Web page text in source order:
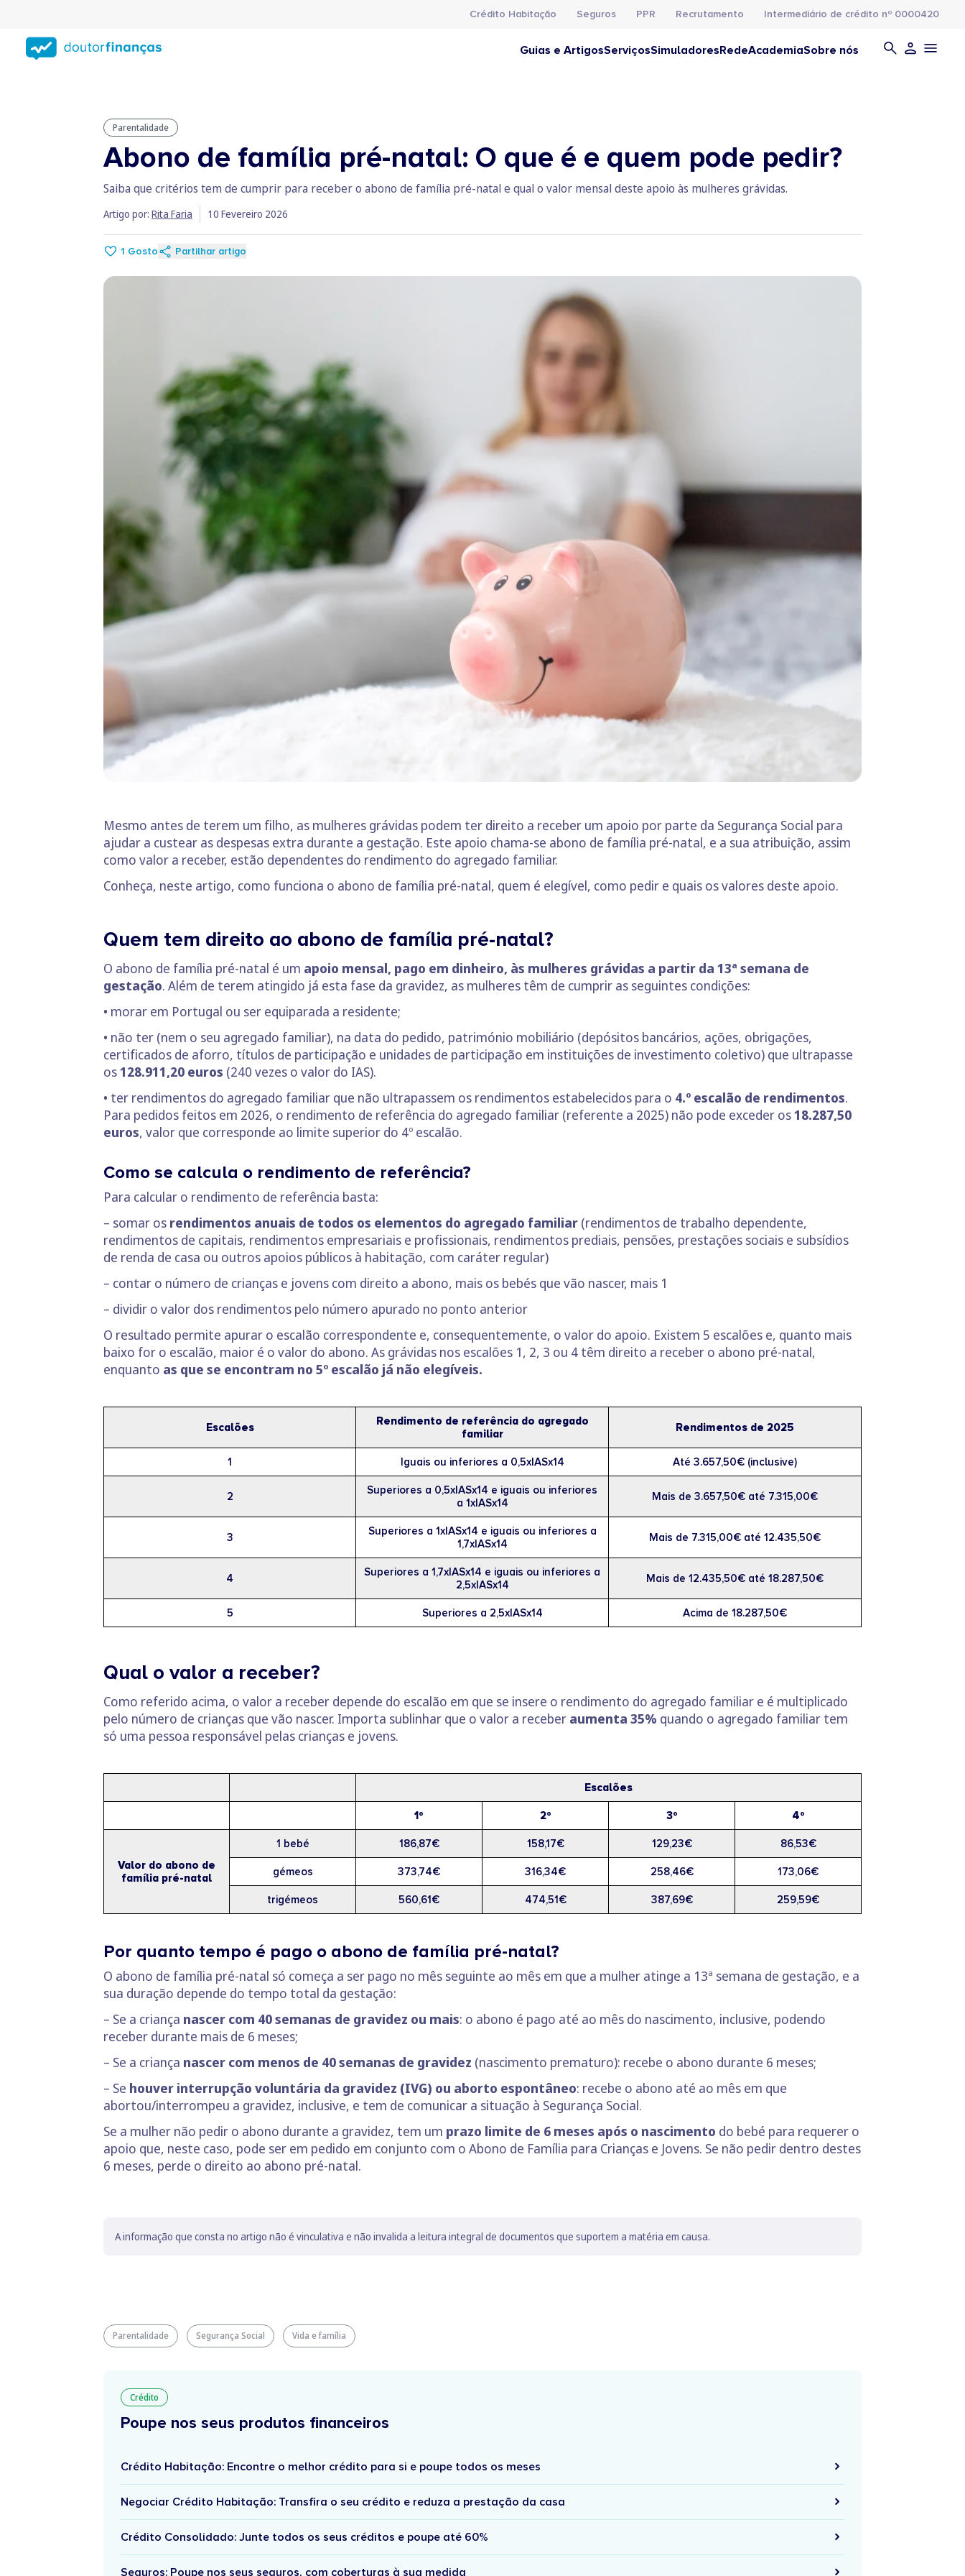
conteúdo
principal
Crédito Habitação Seguros PPR Recrutamento Intermediário de crédito nº 0000420
Guias e ArtigosServiçosSimuladoresRedeAcademiaSobre nós
Parentalidade
Abono de família pré-natal: O que é e quem pode pedir?
Saiba que critérios tem de cumprir para receber o abono de família pré-natal e qual o valor mensal deste apoio às mulheres grávidas.
Artigo por: Rita Faria 10 Fevereiro 2026
1 Gosto Partilhar artigo
Mesmo antes de terem um filho, as mulheres grávidas podem ter direito a receber um apoio por parte da Segurança Social para
ajudar a custear as despesas extra durante a gestação. Este apoio chama-se abono de família pré-natal, e a sua atribuição, assim
como valor a receber, estão dependentes do rendimento do agregado familiar.
Conheça, neste artigo, como funciona o abono de família pré-natal, quem é elegível, como pedir e quais os valores deste apoio.
Quem tem direito ao abono de família pré-natal?
O abono de família pré-natal é um apoio mensal, pago em dinheiro, às mulheres grávidas a partir da 13ª semana de
gestação. Além de terem atingido já esta fase da gravidez, as mulheres têm de cumprir as seguintes condições:
• morar em Portugal ou ser equiparada a residente;
• não ter (nem o seu agregado familiar), na data do pedido, património mobiliário (depósitos bancários, ações, obrigações,
certificados de aforro, títulos de participação e unidades de participação em instituições de investimento coletivo) que ultrapasse
os128.911,20 euros (240 vezes o valor do IAS).
• ter rendimentos do agregado familiar que não ultrapassem os rendimentos estabelecidos para o 4.º escalão de rendimentos.
Para pedidos feitos em 2026, o rendimento de referência do agregado familiar (referente a 2025) não pode exceder os18.287,50
euros, valor que corresponde ao limite superior do 4º escalão.
Como se calcula o rendimento de referência?
Para calcular o rendimento de referência basta:
– somar os rendimentos anuais de todos os elementos do agregado familiar (rendimentos de trabalho dependente,
rendimentos de capitais, rendimentos empresariais e profissionais, rendimentos prediais, pensões, prestações sociais e subsídios
de renda de casa ou outros apoios públicos à habitação, com caráter regular)
– contar o número de crianças e jovens com direito a abono, mais os bebés que vão nascer, mais 1
– dividir o valor dos rendimentos pelo número apurado no ponto anterior
O resultado permite apurar o escalão correspondente e, consequentemente, o valor do apoio. Existem 5 escalões e, quanto mais
baixo for o escalão, maior é o valor do abono. As grávidas nos escalões 1, 2, 3 ou 4 têm direito a receber o abono pré-natal,
enquanto as que se encontram no 5º escalão já não elegíveis.
Escalões
Rendimento de referência do agregado
familiar
Rendimentos de 2025
1 Iguais ou inferiores a 0,5xIASx14 Até 3.657,50€ (inclusive)
2
Superiores a 0,5xIASx14 e iguais ou inferiores
a 1xIASx14
Mais de 3.657,50€ até 7.315,00€
3
Superiores a 1xIASx14 e iguais ou inferiores a
1,7xIASx14
Mais de 7.315,00€ até 12.435,50€
4
Superiores a 1,7xIASx14 e iguais ou inferiores a
2,5xIASx14
Mais de 12.435,50€ até 18.287,50€
5 Superiores a 2,5xIASx14 Acima de 18.287,50€
Qual o valor a receber?
Como referido acima, o valor a receber depende do escalão em que se insere o rendimento do agregado familiar e é multiplicado
pelo número de crianças que vão nascer. Importa sublinhar que o valor a receber aumenta 35% quando o agregado familiar tem
só uma pessoa responsável pelas crianças e jovens.
Escalões
1º 2º 3º 4º
Valor do abono de
família pré-natal
1 bebé 186,87€ 158,17€ 129,23€ 86,53€
gémeos 373,74€ 316,34€ 258,46€ 173,06€
trigémeos 560,61€ 474,51€ 387,69€ 259,59€
Por quanto tempo é pago o abono de família pré-natal?
O abono de família pré-natal só começa a ser pago no mês seguinte ao mês em que a mulher atinge a 13ª semana de gestação, e a
sua duração depende do tempo total da gestação:
– Se a criança nascer com 40 semanas de gravidez ou mais: o abono é pago até ao mês do nascimento, inclusive, podendo
receber durante mais de 6 meses;
– Se a criança nascer com menos de 40 semanas de gravidez (nascimento prematuro): recebe o abono durante 6 meses;
– Se houver interrupção voluntária da gravidez (IVG) ou aborto espontâneo: recebe o abono até ao mês em que
abortou/interrompeu a gravidez, inclusive, e tem de comunicar a situação à Segurança Social.
Se a mulher não pedir o abono durante a gravidez, tem um prazo limite de 6 meses após o nascimento do bebé para requerer o
apoio que, neste caso, pode ser em pedido em conjunto com o Abono de Família para Crianças e Jovens. Se não pedir dentro destes
6 meses, perde o direito ao abono pré-natal.
A informação que consta no artigo não é vinculativa e não invalida a leitura integral de documentos que suportem a matéria em causa.
Parentalidade Segurança Social Vida e família
Crédito
Poupe nos seus produtos financeiros
Crédito Habitação: Encontre o melhor crédito para si e poupe todos os meses
Negociar Crédito Habitação: Transfira o seu crédito e reduza a prestação da casa
Crédito Consolidado: Junte todos os seus créditos e poupe até 60%
Seguros: Poupe nos seus seguros, com coberturas à sua medida